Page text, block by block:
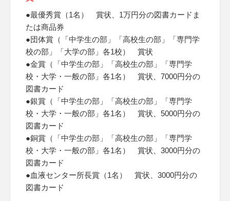
●最優秀賞（1名） 賞状、1万円分の図書カードま
たは商品券
●団体賞（「中学生の部」「高校生の部」「専門学
校の部」「大学の部」各1校） 賞状
●金賞（「中学生の部」「高校生の部」「専門学
校・大学・一般の部」各1名） 賞状、7000円分の
図書カード
●銀賞（「中学生の部」「高校生の部」「専門学
校・大学・一般の部」各1名） 賞状、5000円分の
図書カード
●銅賞（「中学生の部」「高校生の部」「専門学
校・大学・一般の部」各1名） 賞状、3000円分の
図書カード
●血液センター所長賞（1名） 賞状、3000円分の
図書カード